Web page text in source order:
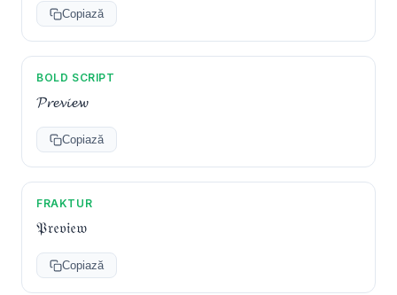
Copiază
BOLD SCRIPT
𝓟𝓻𝓮𝓿𝓲𝓮𝔀
Copiază
FRAKTUR
𝔓𝔯𝔢𝔳𝔦𝔢𝔴
Copiază